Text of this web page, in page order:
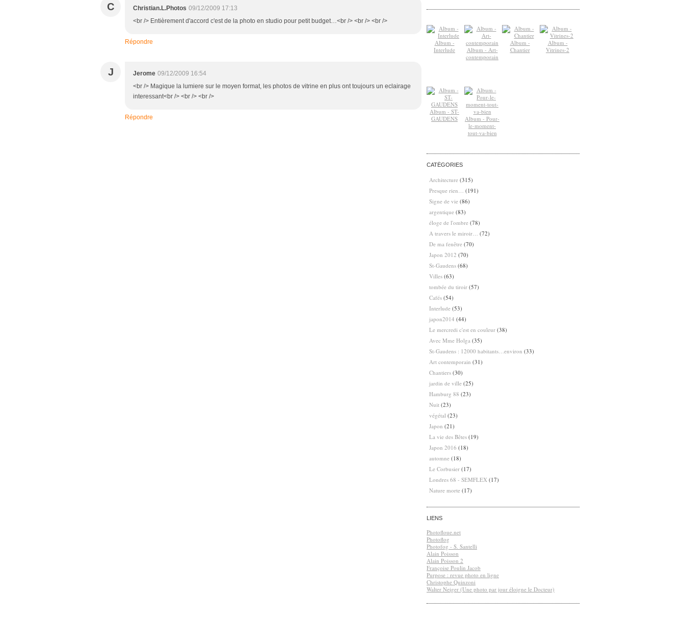
C Christian.L.Photos 09/12/2009 17:13
<br /> Entièrement d'accord c'est de la photo en studio pour petit budget…<br /> <br /> <br />
Répondre
J Jerome 09/12/2009 16:54
<br /> Magique la lumiere sur le moyen format, les photos de vitrine en plus ont toujours un eclairage
interessant<br /> <br /> <br />
Répondre
Album -
Interlude
Album - Art-
contemporain
Album -
Chantier
Album -
Vitrines-2
Album - ST-
GAUDENS
Album - Pour-
le-moment-
tout-va-bien
CATÉGORIES
Architecture (315)
Presque rien…
(191)
Signe de vie (86)
argentique (83)
éloge de l'ombre (78)
A travers le miroir…
(72)
De ma fenêtre (70)
Japon 2012 (70)
St-Gaudens (68)
Villes (63)
tombée du tiroir (57)
Cafés (54)
Interlude (53)
japon2014 (44)
Le mercredi c'est en couleur (38)
Avec Mme Holga (35)
St-Gaudens : 12000 habitants…environ (33)
Art contemporain (31)
Chantiers (30)
jardin de ville (25)
Hamburg 88 (23)
Nuit (23)
végétal (23)
Japon (21)
La vie des Bêtes (19)
Japon 2016 (18)
automne (18)
Le Corbusier (17)
Londres 68 - SEMFLEX (17)
Nature morte (17)
LIENS
Photofloue.net
Photoflog
Photofog - S. Santelli
Alain Poisson
Alain Poisson 2
Françoise Poulin Jacob
Purpose : revue photo en ligne
Christophe Quinzoni
Walter Neiger (Une photo par jour éloigne le Docteur)